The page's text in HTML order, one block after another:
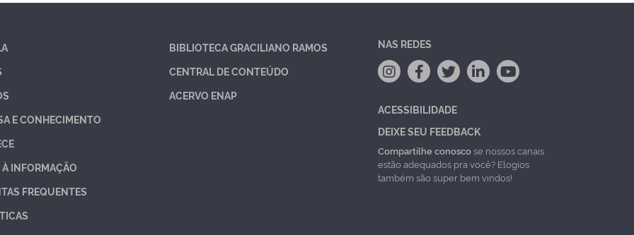
E CONHECIMENTO
INFORMAÇÃO
FREQUENTES
BIBLIOTECA GRACILIANO RAMOS
CENTRAL DE CONTEÚDO
ACERVO ENAP
NAS REDES
ACESSIBILIDADE
DEIXE SEU FEEDBACK
Compartilhe conoscose nossos canais
estão adequados pra você? Elogios
também são super bem vindos!